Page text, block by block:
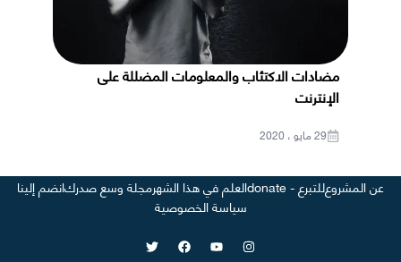
مضادات الاكتئاب والمعلومات المضللة على
الإنترنت
29 مايو ، 2020
عن المشروعللتبرع - donate العلم في هذا الشهرمجلة وسع صدركانضم إلينا
سياسة الخصوصية